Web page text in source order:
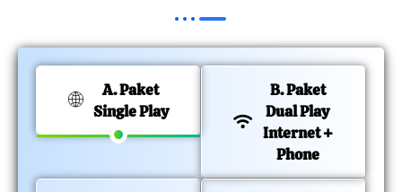
A. Paket
Single Play
B. Paket
Dual Play
Internet +
Phone